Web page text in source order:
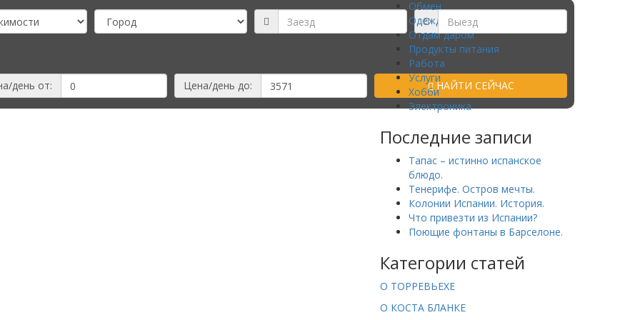
день от: Цена/день до: НАЙТИ СЕЙЧАС
Обмен
Одежда
Отдам даром
Продукты питания
Работа
Услуги
Хобби
Электроника
Последние записи
Тапас – истинно испанское
блюдо.
Тенерифе. Остров мечты.
Колонии Испании. История.
Что привезти из Испании?
Поющие фонтаны в Барселоне.
Категории статей
О ТОРРЕВЬЕХЕ
О КОСТА БЛАНКЕ